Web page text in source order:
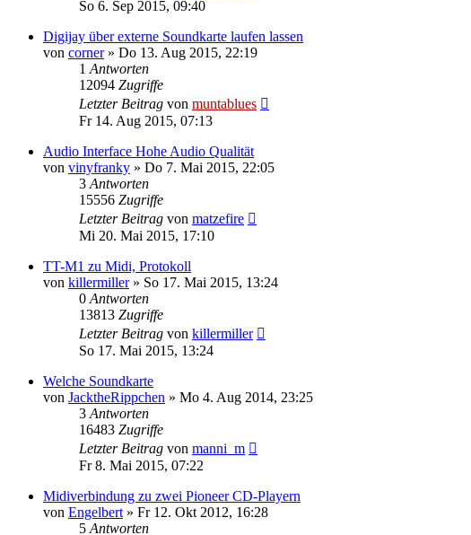
So 6. Sep 2015, 09:40
Digijay über externe Soundkarte laufen lassen
von corner» Do 13. Aug 2015, 22:19
1 Antworten
12094 Zugriffe
Letzter Beitrag von muntablues
Fr 14. Aug 2015, 07:13
Audio Interface Hohe Audio Qualität
von vinyfranky » Do 7. Mai 2015, 22:05
3 Antworten
15556 Zugriffe
Letzter Beitrag von matzefire
Mi 20. Mai 2015, 17:10
TT-M1 zu Midi, Protokoll
von killermiller» So 17. Mai 2015, 13:24
0 Antworten
13813 Zugriffe
Letzter Beitrag von killermiller
So 17. Mai 2015, 13:24
Welche Soundkarte
von JacktheRippchen » Mo 4. Aug 2014, 23:25
3 Antworten
16483 Zugriffe
Letzter Beitrag von manni_m
Fr 8. Mai 2015, 07:22
Midiverbindung zu zwei Pioneer CD-Playern
von Engelbert » Fr 12. Okt 2012, 16:28
5 Antworten